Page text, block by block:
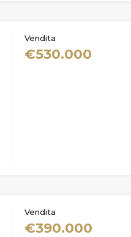
Vendita
€530.000
Vendita
€390.000